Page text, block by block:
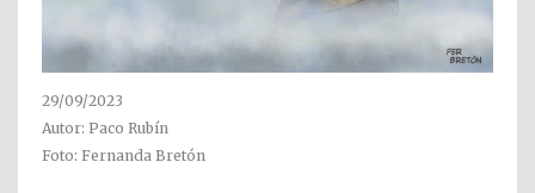
29/09/2023
Autor: Paco Rubín
Foto: Fernanda Bretón